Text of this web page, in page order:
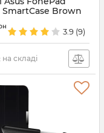
SmartCase Brown
3.9 (9)
складі